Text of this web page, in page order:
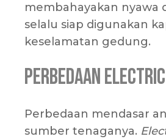
membahayakan nyawa
selalu siap digunakan
keselamatan gedung.
Perbedaan Electric
Perbedaan mendasar
sumber tenaganya.